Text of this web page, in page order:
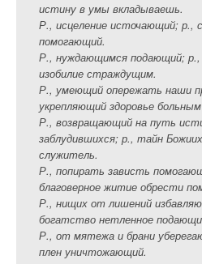
истину в умы вкладываешь.
Р., исцеление источающий; р.,
помогающий.
Р., нуждающимся подающий;
изобилие страждущим.
Р., умеющий опережать наши
укрепляющий здоровье
Р., возвращающий на путь
заблудившихся; р., тайн
служитель.
Р., попирать зависть
благоверное житие обрести
Р., нищих от лишений
богатство нетленное
Р., от мятежа и брани
плен уничтожающий.